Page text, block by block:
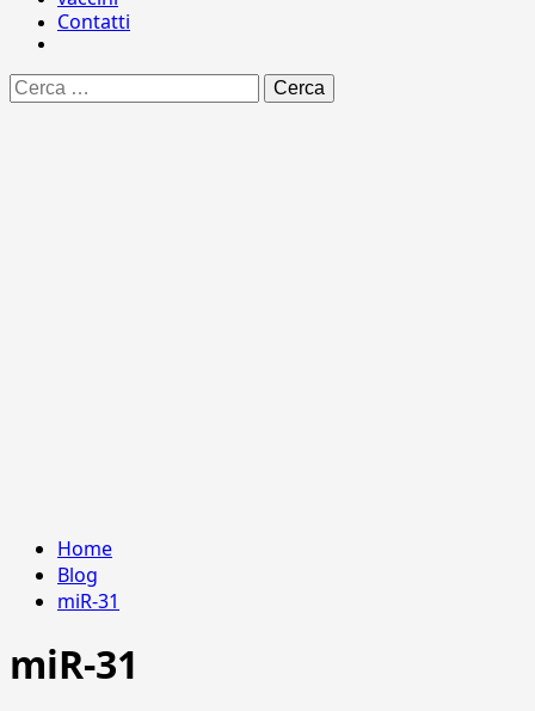
Contatti
Ricerca
per:
Home
Blog
miR-31
miR-31